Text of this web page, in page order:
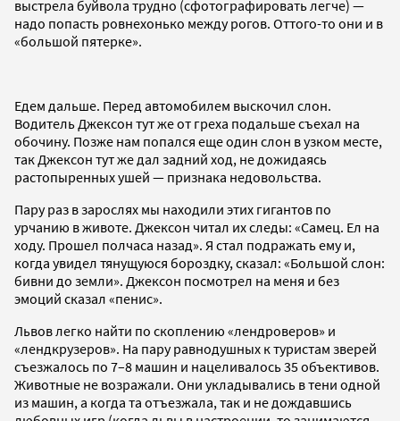
выстрела буйвола трудно (сфотографировать легче) —
надо попасть ровнехонько между рогов. Оттого-то они и в
«большой пятерке».
Едем дальше. Перед автомобилем выскочил слон.
Водитель Джексон тут же от греха подальше съехал на
обочину. Позже нам попался еще один слон в узком месте,
так Джексон тут же дал задний ход, не дожидаясь
растопыренных ушей — признака недовольства.
Пару раз в зарослях мы находили этих гигантов по
урчанию в животе. Джексон читал их следы: «Самец. Ел на
ходу. Прошел полчаса назад». Я стал подражать ему и,
когда увидел тянущуюся бороздку, сказал: «Большой слон:
бивни до земли». Джексон посмотрел на меня и без
эмоций сказал «пенис».
Львов легко найти по скоплению «лендроверов» и
«лендкрузеров». На пару равнодушных к туристам зверей
съезжалось по 7–8 машин и нацеливалось 35 объективов.
Животные не возражали. Они укладывались в тени одной
из машин, а когда та отъезжала, так и не дождавшись